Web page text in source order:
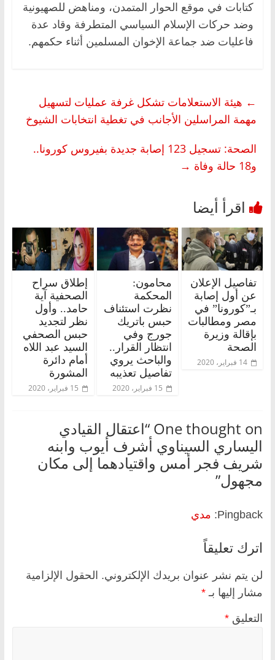
كتابات في موقع الحوار المتمدن، ومناهض للصهيونية
وضد حركات الإسلام السياسي المتطرفة وقاد عدة
فاعليات ضد جماعة الإخوان المسلمين أثناء حكمهم.
← هيئة الاستعلامات تشكل غرفة عمليات لتسهيل
مهمة المراسلين الأجانب في تغطية انتخابات الشيوخ
الصحة: تسجيل 123 إصابة جديدة بفيروس كورونا..
و18 حالة وفاة
→
تفاصيل الإعلان
عن أول إصابة
بـ”كورونا” في
مصر ومطالبات
بإقالة وزيرة
الصحة
14 فبراير، 2020
محامون:
المحكمة
نظرت استئناف
حبس باتريك
جورج وفي
انتظار القرار..
والباحث يروي
تفاصيل تعذيبه
15 فبراير، 2020
إطلاق سراح
الصحفية آية
حامد.. وأول
نظر لتجديد
حبس الصحفي
السيد عبد اللاه
أمام دائرة
المشورة
15 فبراير، 2020
One thought on “ اعتقال القيادي
اليساري السيناوي أشرف أيوب وابنه
شريف فجر أمس واقتيادهما إلى مكان
مجهول”
Pingback: مدي
اترك تعليقاً
لن يتم نشر عنوان بريدك الإلكتروني. الحقول الإلزامية
مشار إليها بـ *
التعليق *